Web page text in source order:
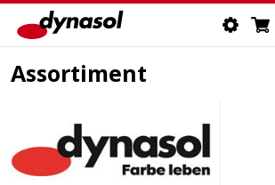
Assortiment